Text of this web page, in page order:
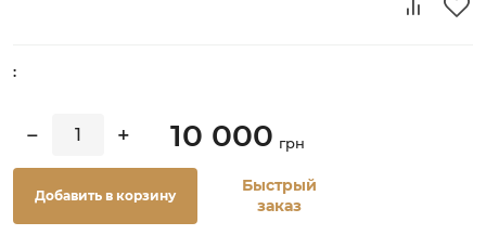
:
− + 10 000 грн
Добавить в корзину
Быстрый
заказ